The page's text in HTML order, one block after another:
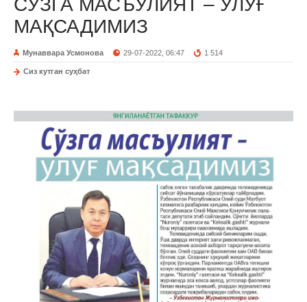
МАҚСАДИМИЗ
Мунаввара Усмонова 29-07-2022, 06:47 1 514
Сиз кутган суҳбат